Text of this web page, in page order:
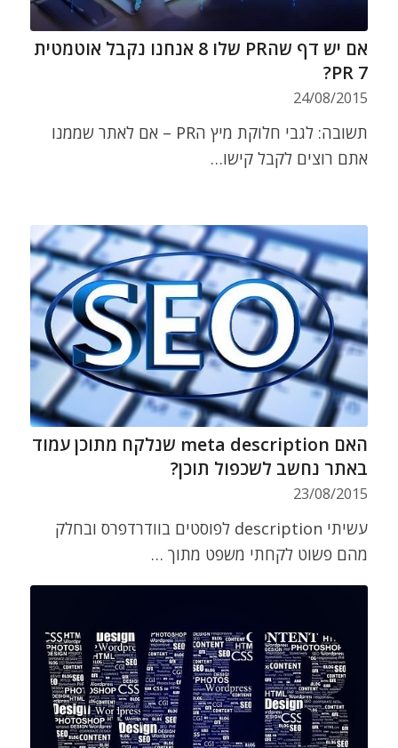
אם יש דף שהPR שלו 8 אנחנו נקבל אוטמטית
PR 7?
24/08/2015
תשובה: לגבי חלוקת מיץ הPR – אם לאתר שממנו
אתם רוצים לקבל קישו…
האם meta description שנלקח מתוכן עמוד
באתר נחשב לשכפול תוכן?
23/08/2015
עשיתי description לפוסטים בוודרדפרס ובחלק
מהם פשוט לקחתי משפט מתוך …